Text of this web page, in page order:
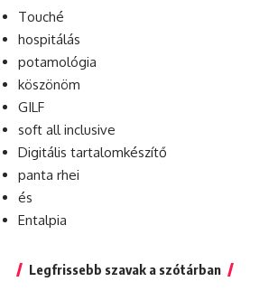
Touché
hospitálás
potamológia
köszönöm
GILF
soft all inclusive
Digitális tartalomkészítő
panta rhei
és
Entalpia
Legfrissebb szavak a szótárban